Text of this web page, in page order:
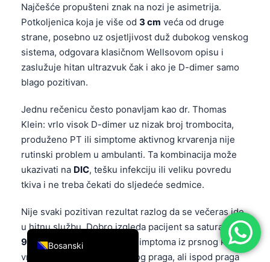
Najčešće propušteni znak na nozi je asimetrija.
Potkoljenica koja je više od 3 cm veća od druge
strane, posebno uz osjetljivost duž dubokog venskog
sistema, odgovara klasičnom Wellsovom opisu i
zaslužuje hitan ultrazvuk čak i ako je D-dimer samo
blago pozitivan.
Jednu rečenicu često ponavljam kao dr. Thomas
Klein: vrlo visok D-dimer uz nizak broj trombocita,
produženo PT ili simptome aktivnog krvarenja nije
rutinski problem u ambulanti. Ta kombinacija može
ukazivati na DIC, tešku infekciju ili veliku povredu
tkiva i ne treba čekati do sljedeće sedmice.
Nije svaki pozitivan rezultat razlog da se večeras ide
u hitnu službu. Dobro izgleda pacijent sa saturacijom
98%, bez otoka noge, bez simptoma iz prsnog koša, i
vrijednošću tek iznad fiksnog praga, ali ispod praga
Bosanski
English
Deutsch
العربية
Français
עִבְרִית
Italiano
Español
Português
Ελληνικά
Türkçe
Română
简体中文